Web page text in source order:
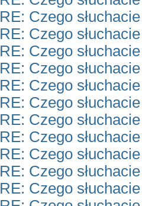
RE: Czego
RE: Czego
RE: Czego
RE: Czego
RE: Czego
RE: Czego
RE: Czego
RE: Czego
RE: Czego
RE: Czego
RE: Czego